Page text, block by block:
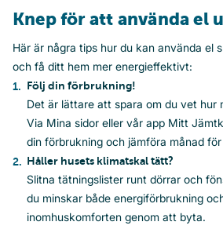
Knep för att använda el
Här är några tips hur du kan använda el
och få ditt hem mer energieffektivt:
Följ din förbrukning!
Det är lättare att spara om du vet hur
Via Mina sidor eller vår app Mitt
din förbrukning och jämföra månad
Håller husets klimatskal tätt?
Slitna tätningslister runt dörrar och
du minskar både energiförbrukning
inomhuskomforten genom att byta.